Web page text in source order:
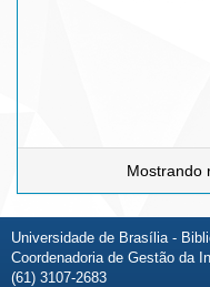
Mostrando
Universidade de Brasília -
Coordenadoria de Gestão da
(61) 3107-2683